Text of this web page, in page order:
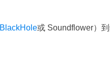
BlackHole或 Soundflower）